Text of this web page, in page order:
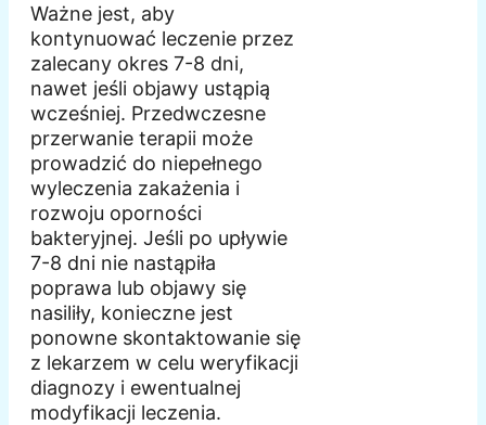
Ważne jest, aby
kontynuować leczenie przez
zalecany okres 7-8 dni,
nawet jeśli objawy ustąpią
wcześniej. Przedwczesne
przerwanie terapii może
prowadzić do niepełnego
wyleczenia zakażenia i
rozwoju oporności
bakteryjnej. Jeśli po upływie
7-8 dni nie nastąpiła
poprawa lub objawy się
nasiliły, konieczne jest
ponowne skontaktowanie się
z lekarzem w celu weryfikacji
diagnozy i ewentualnej
modyfikacji leczenia.